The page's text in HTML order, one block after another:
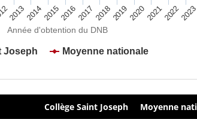
Année d'obtention du DNB
Joseph Moyenne nationale
20132014201520162017201820192020202120222023
Collège Saint Joseph Moyenne